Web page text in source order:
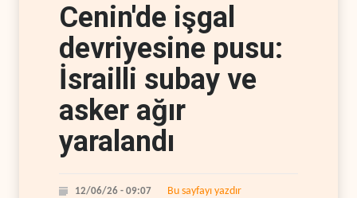
Cenin'de işgal
devriyesine pusu:
İsrailli subay ve
asker ağır
yaralandı
12/06/26 - 09:07 Bu sayfayı yazdır